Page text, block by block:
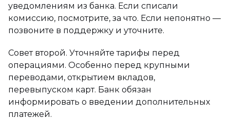
уведомлениям из банка. Если списали
комиссию, посмотрите, за что. Если непонятно —
позвоните в поддержку и уточните.
Совет второй. Уточняйте тарифы перед
операциями. Особенно перед крупными
переводами, открытием вкладов,
перевыпуском карт. Банк обязан
информировать о введении дополнительных
платежей.